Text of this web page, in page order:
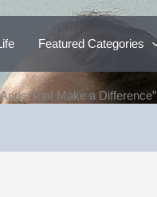
Featured Categories
That Make a Difference”